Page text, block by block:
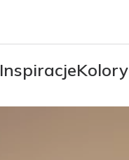
InspiracjeKolory